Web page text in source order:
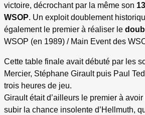
victoire, décrochant par la même son
WSOP. Un exploit doublement
également le premier à réaliser le
WSOP (en 1989) / Main Event des
Cette table finale avait débuté par les
Mercier, Stéphane Girault puis Paul
trois heures de jeu.
Girault était d’ailleurs le premier à
subir la chance insolente d’Hellmuth,